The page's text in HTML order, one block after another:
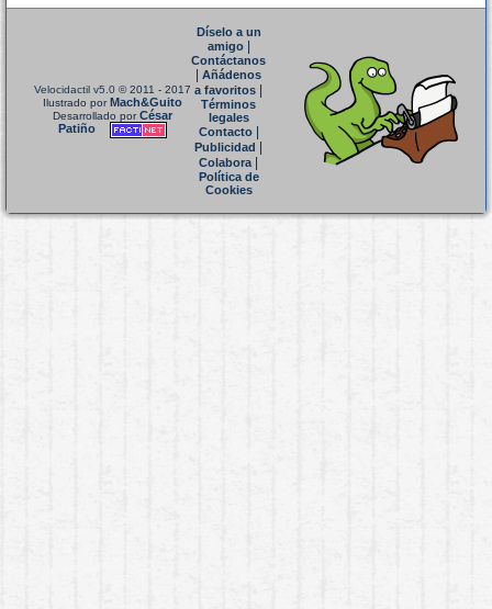
Velocidactil v5.0 © 2011 - 2017
Ilustrado porMach&Guito
Desarrollado porCésar
Patiño
Díselo a un
amigo|
Contáctanos
Añádenos
a favoritos
Términos
legales
Contacto|
Publicidad
Colabora|
Política de
Cookies